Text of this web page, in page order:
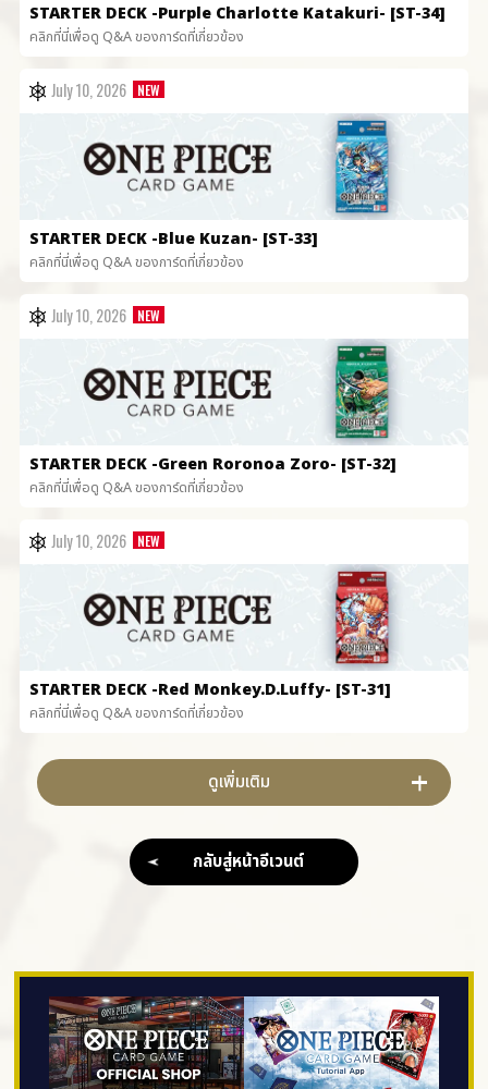
STARTER DECK -Purple Charlotte Katakuri- [ST-34]
คลิกที่นี่เพื่อดู Q&A ของการ์ดที่เกี่ยวข้อง
July 10, 2026
STARTER DECK -Blue Kuzan- [ST-33]
คลิกที่นี่เพื่อดู Q&A ของการ์ดที่เกี่ยวข้อง
July 10, 2026
STARTER DECK -Green Roronoa Zoro- [ST-32]
คลิกที่นี่เพื่อดู Q&A ของการ์ดที่เกี่ยวข้อง
July 10, 2026
STARTER DECK -Red Monkey.D.Luffy- [ST-31]
คลิกที่นี่เพื่อดู Q&A ของการ์ดที่เกี่ยวข้อง
ดูเพิ่มเติม
กลับสู่หน้าอีเวนต์